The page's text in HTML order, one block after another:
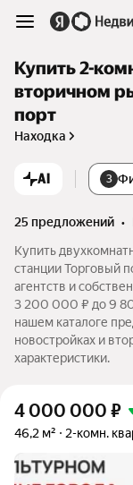
Купить 2-
вторичном
порт
Находка
AI 3
25 предложений •
Купить
станции Торговый
агентств и
3 200 000 ₽ до 9
нашем каталоге
новостройках и
характеристики.
4 000 000 ₽
46,2 м² 2-комн.